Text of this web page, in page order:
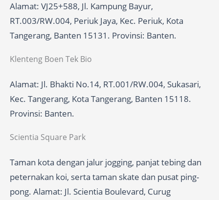
Alamat: VJ25+588, Jl. Kampung Bayur,
RT.003/RW.004, Periuk Jaya, Kec. Periuk, Kota
Tangerang, Banten 15131. Provinsi: Banten.
Klenteng Boen Tek Bio
Alamat: Jl. Bhakti No.14, RT.001/RW.004, Sukasari,
Kec. Tangerang, Kota Tangerang, Banten 15118.
Provinsi: Banten.
Scientia Square Park
Taman kota dengan jalur jogging, panjat tebing dan
peternakan koi, serta taman skate dan pusat ping-
pong. Alamat: Jl. Scientia Boulevard, Curug